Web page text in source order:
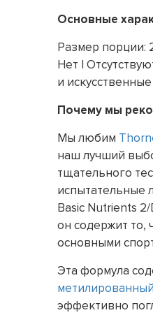
Основные
Размер порции:
Нет |
и
Почему мы
Мы любим
наш лучший
тщательного
испытательные
Basic Nutrients
он содержит то,
основными
Эта формула
эффективно